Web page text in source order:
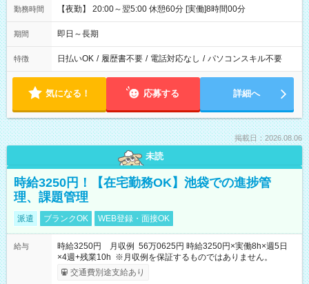
勤務時間 【夜勤】 20:00～翌5:00 休憩60分 [実働]8時間00分
期間 即日～長期
特徴 日払いOK / 履歴書不要 / 電話対応なし / パソコンスキル不要
気になる！ 応募する 詳細へ
掲載日：2026.08.06
未読
時給3250円！【在宅勤務OK】池袋での進捗管
理、課題管理
派遣 ブランクOK WEB登録・面接OK
給与
時給3250円 月収例 56万0625円 時給3250円×実働8h×週5日
×4週+残業10h ※月収例を保証するものではありません。
交通費別途支給あり